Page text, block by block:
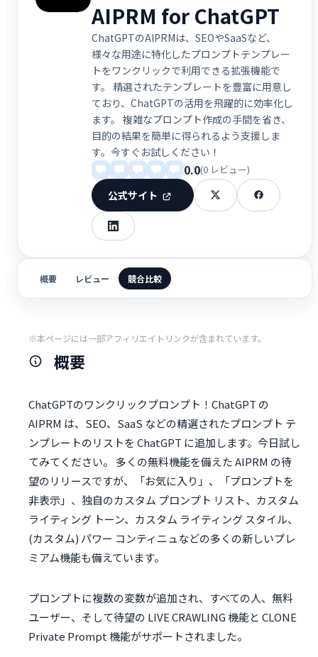
AIPRM for ChatGPT
ChatGPTのAIPRMは、SEOやSaaSなど、
様々な用途に特化したプロンプトテンプレー
トをワンクリックで利用できる拡張機能で
す。 精選されたテンプレートを豊富に用意し
ており、ChatGPTの活用を飛躍的に効率化し
ます。 複雑なプロンプト作成の手間を省き、
目的の結果を簡単に得られるよう支援しま
す。今すぐお試しください！
0.0(0 レビュー)
公式サイト
概要 レビュー 競合比較
※本ページには一部アフィリエイトリンクが含まれています。
概要
ChatGPTのワンクリックプロンプト！ChatGPT の
AIPRM は、SEO、SaaS などの精選されたプロンプト テ
ンプレートのリストを ChatGPT に追加します。今日試し
てみてください。 多くの無料機能を備えた AIPRM の待
望のリリースですが、「お気に入り」、「プロンプトを
非表示」、独自のカスタム プロンプト リスト、カスタム
ライティング トーン、カスタム ライティング スタイル、
(カスタム) パワー コンティニュなどの多くの新しいプレ
ミアム機能も備えています。
プロンプトに複数の変数が追加され、すべての人、無料
ユーザー、そして待望の LIVE CRAWLING 機能と CLONE
Private Prompt 機能がサポートされました。